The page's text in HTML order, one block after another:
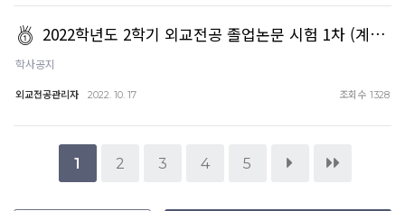
2022학년도 2학기 외교전공 졸업논문 시험 1차 (계…
학사공지
외교전공관리자 2022. 10. 17 조회수 1328
1 2 3 4 5